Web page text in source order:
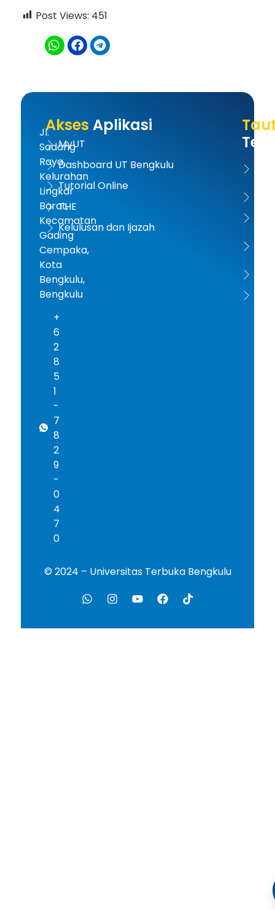
Post Views: 451
Jl.
Sadang
Raya,
Kelurahan
Lingkar
Barat,
Kecamatan
Gading
Cempaka,
Kota
Bengkulu,
Bengkulu
+
6
2
8
5
1
-
7
8
2
9
-
0
4
7
0
Akses Aplikasi
MyUT
Dashboard UT Bengkulu
Tutorial Online
THE
Kelulusan dan Ijazah
© 2024 – Universitas Terbuka Bengkulu